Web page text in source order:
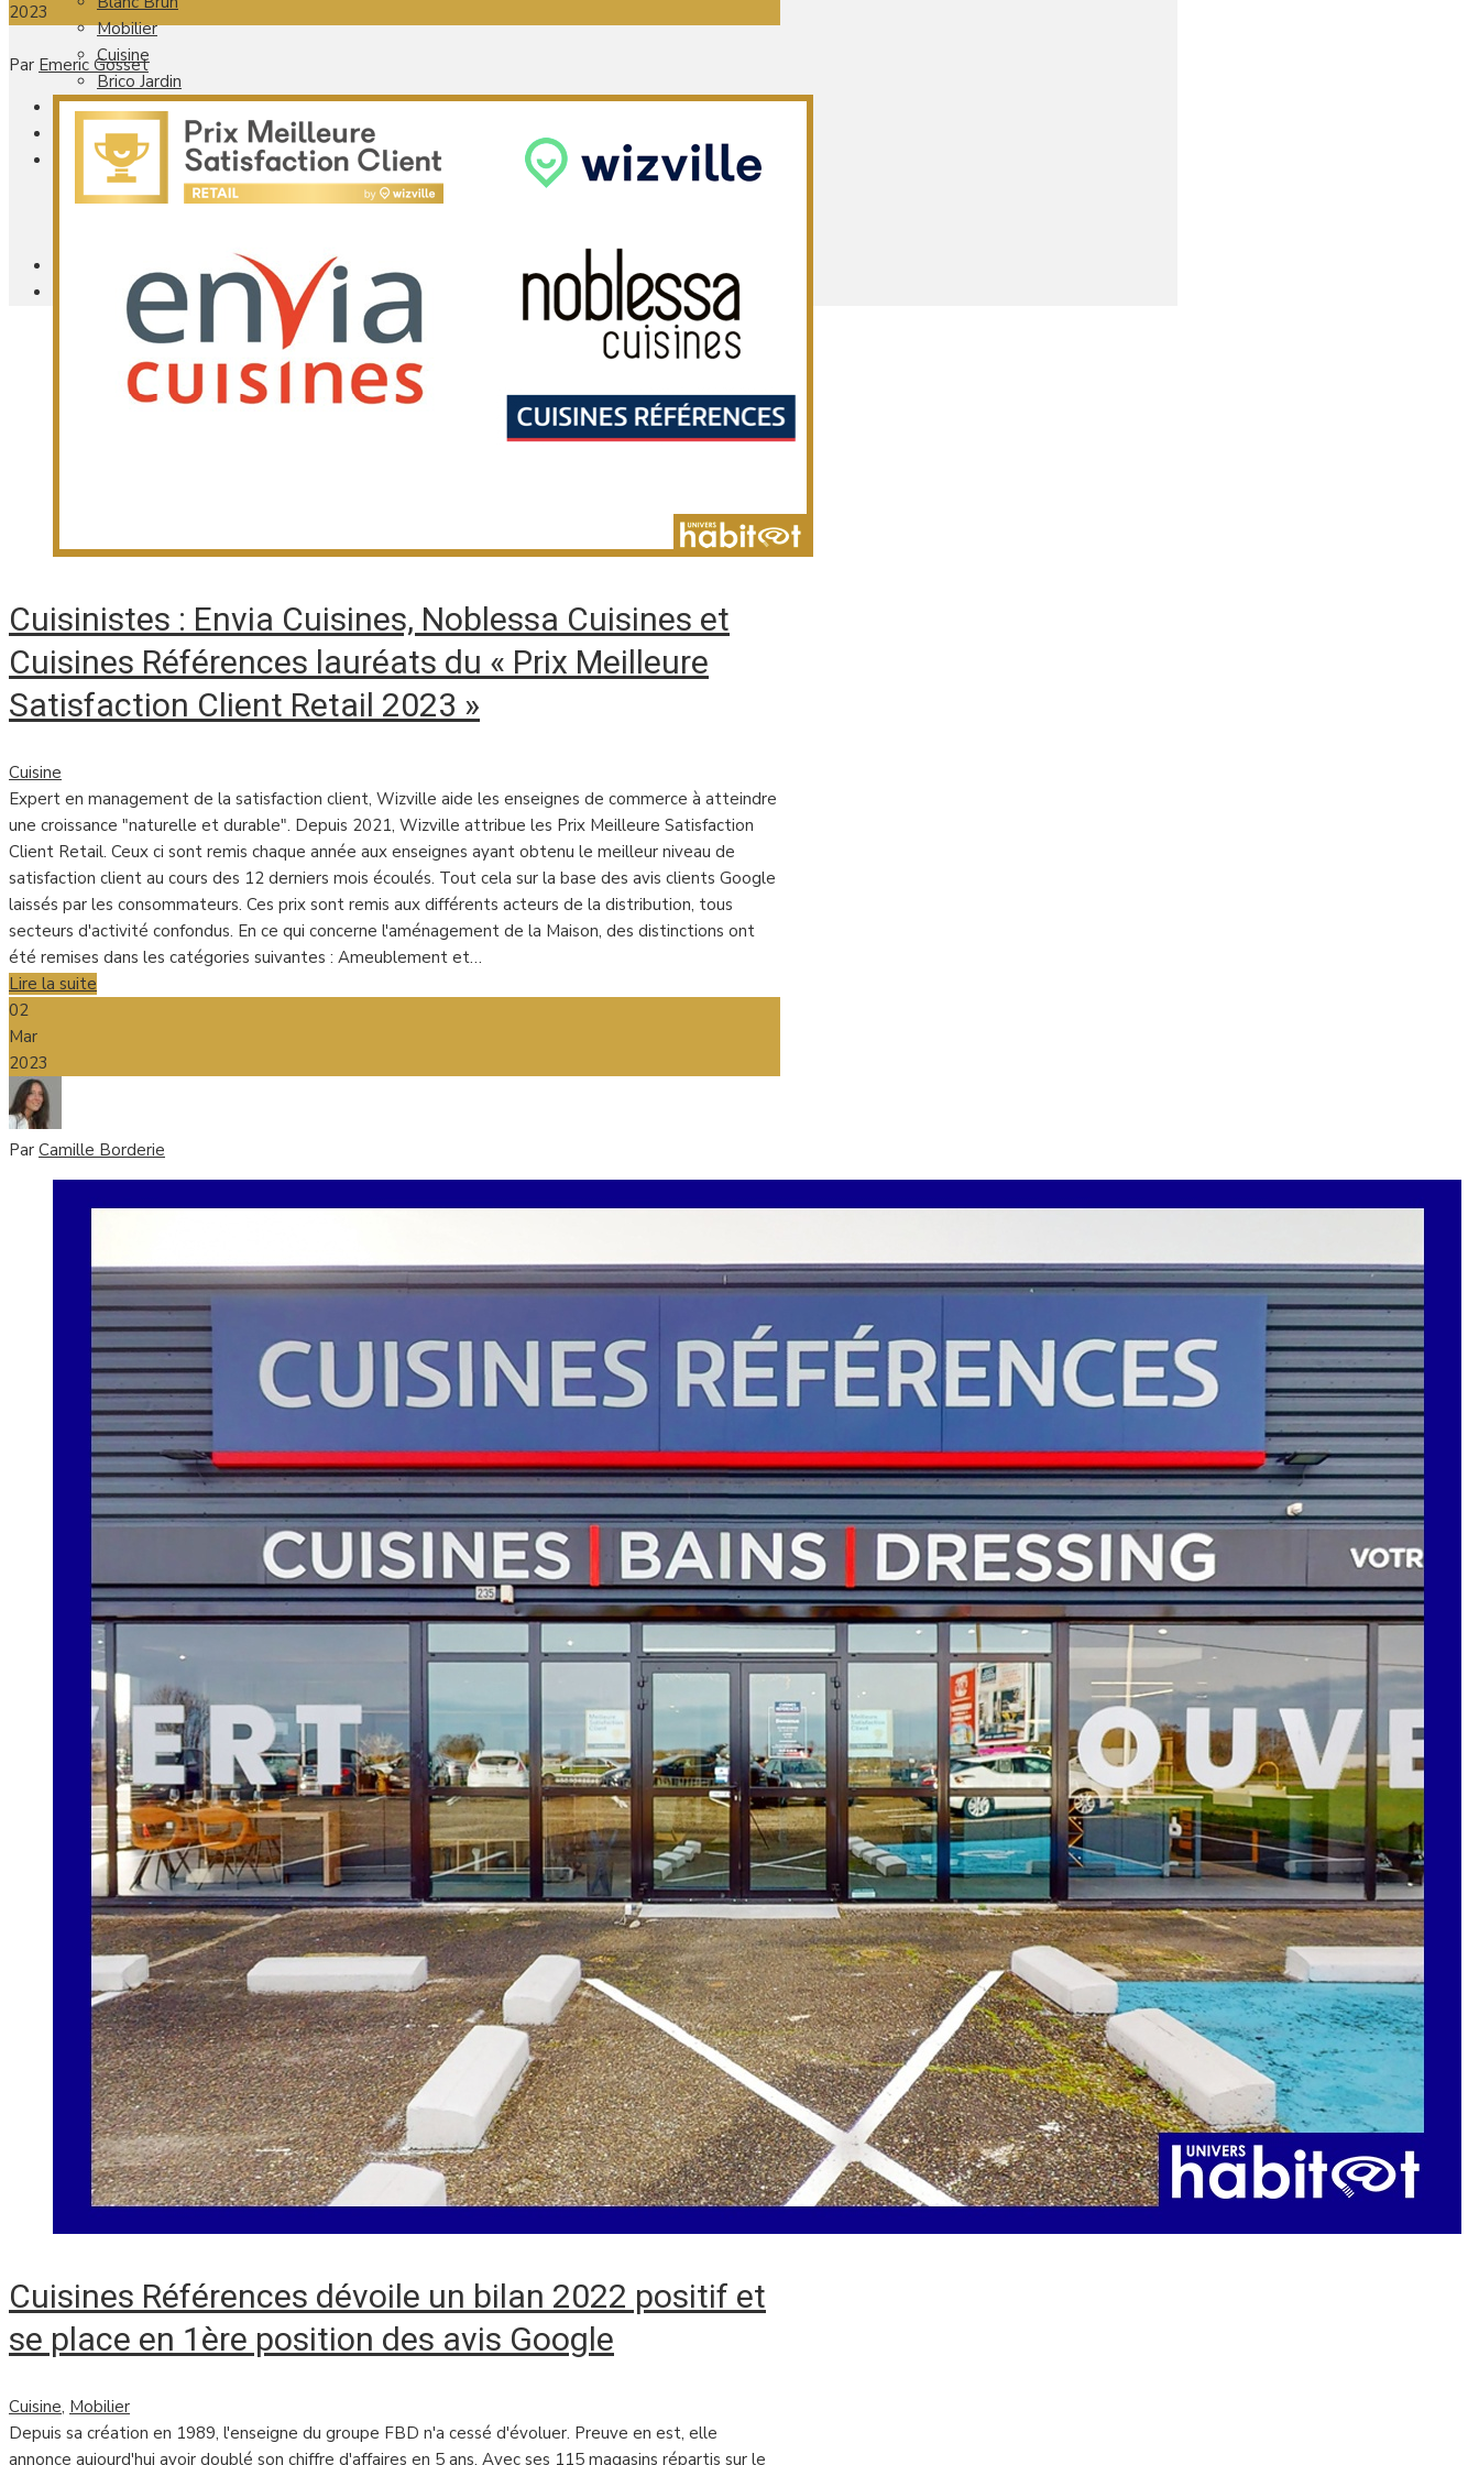
Mobilier
Cuisine
Brico Jardin
Agenda
Newsletter
Nos autres titres
Faire Savoir Faire
Qui sommes-nous
2023
Par Emeric Gosset
Cuisinistes : Envia Cuisines, Noblessa Cuisines et
Cuisines Références lauréats du « Prix Meilleure
Satisfaction Client Retail 2023 »
Cuisine
Expert en management de la satisfaction client, Wizville aide les enseignes de commerce à atteindre
une croissance "naturelle et durable". Depuis 2021, Wizville attribue les Prix Meilleure Satisfaction
Client Retail. Ceux ci sont remis chaque année aux enseignes ayant obtenu le meilleur niveau de
satisfaction client au cours des 12 derniers mois écoulés. Tout cela sur la base des avis clients Google
laissés par les consommateurs. Ces prix sont remis aux différents acteurs de la distribution, tous
secteurs d'activité confondus. En ce qui concerne l'aménagement de la Maison, des distinctions ont
été remises dans les catégories suivantes : Ameublement et…
Lire la suite
02
Mar
2023
Par Camille Borderie
Cuisines Références dévoile un bilan 2022 positif et
se place en 1ère position des avis Google
Cuisine, Mobilier
Depuis sa création en 1989, l'enseigne du groupe FBD n'a cessé d'évoluer. Preuve en est, elle
annonce aujourd'hui avoir doublé son chiffre d'affaires en 5 ans. Avec ses 115 magasins répartis sur le